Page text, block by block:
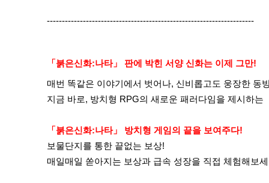
---------------------------------------------------------------------
「붉은신화:나타」 판에 박힌 서양 신화는 이제 그만!
매번 똑같은 이야기에서 벗어나, 신비롭고도 웅장한 동
지금 바로, 방치형 RPG의 새로운 패러다임을 제시하는
「붉은신화:나타」 방치형 게임의 끝을 보여주다!
보물단지를 통한 끝없는 보상!
매일매일 쏟아지는 보상과 급속 성장을 직접 체험해보